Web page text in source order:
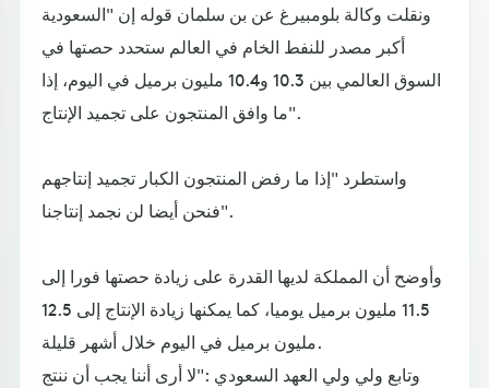
ونقلت وكالة بلومبيرغ عن بن سلمان قوله إن "السعودية
أكبر مصدر للنفط الخام في العالم ستحدد حصتها في
السوق العالمي بين 10.3 و10.4 مليون برميل في اليوم، إذا
ما وافق المنتجون على تجميد الإنتاج".
واستطرد "إذا ما رفض المنتجون الكبار تجميد إنتاجهم
فنحن أيضا لن نجمد إنتاجنا".
وأوضح أن المملكة لديها القدرة على زيادة حصتها فورا إلى
11.5 مليون برميل يوميا، كما يمكنها زيادة الإنتاج إلى 12.5
مليون برميل في اليوم خلال أشهر قليلة.
وتابع ولي ولي العهد السعودي :"لا أرى أننا يجب أن ننتج